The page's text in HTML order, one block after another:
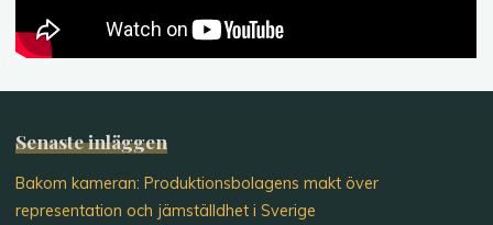
Senaste inläggen
Bakom kameran: Produktionsbolagens makt över
representation och jämställdhet i Sverige